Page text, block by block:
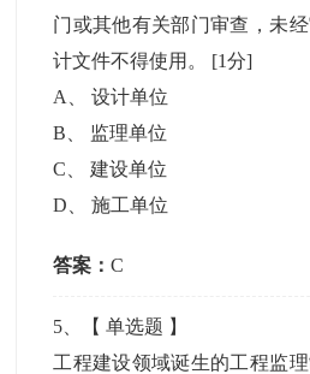
门或其他有关部门审查，未
计文件不得使用。 [1分]
A
、设计单位
B
监理单位
C 、建设单位
D 、施工单位
答案：C
5 、【单选题 】
工程建设领域诞生的工程监